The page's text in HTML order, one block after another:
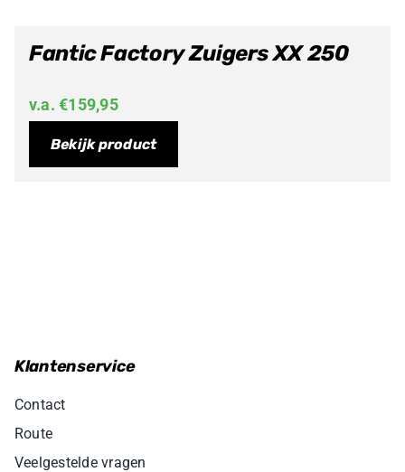
Fantic Factory Zuigers XX 250
v.a.€159,95
Bekijk product
Klantenservice
Contact
Route
Veelgestelde vragen